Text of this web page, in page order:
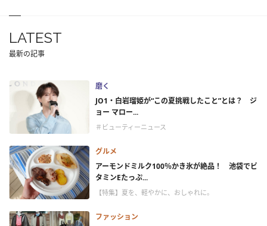
LATEST
最新の記事
磨く
JO1・白岩瑠姫が“この夏挑戦したこと”とは？ ジ
ョー マロー...
＃ビューティーニュース
グルメ
アーモンドミルク100％かき氷が絶品！ 池袋でビ
タミンEたっぷ...
【特集】夏を、軽やかに、おしゃれに。
ファッション